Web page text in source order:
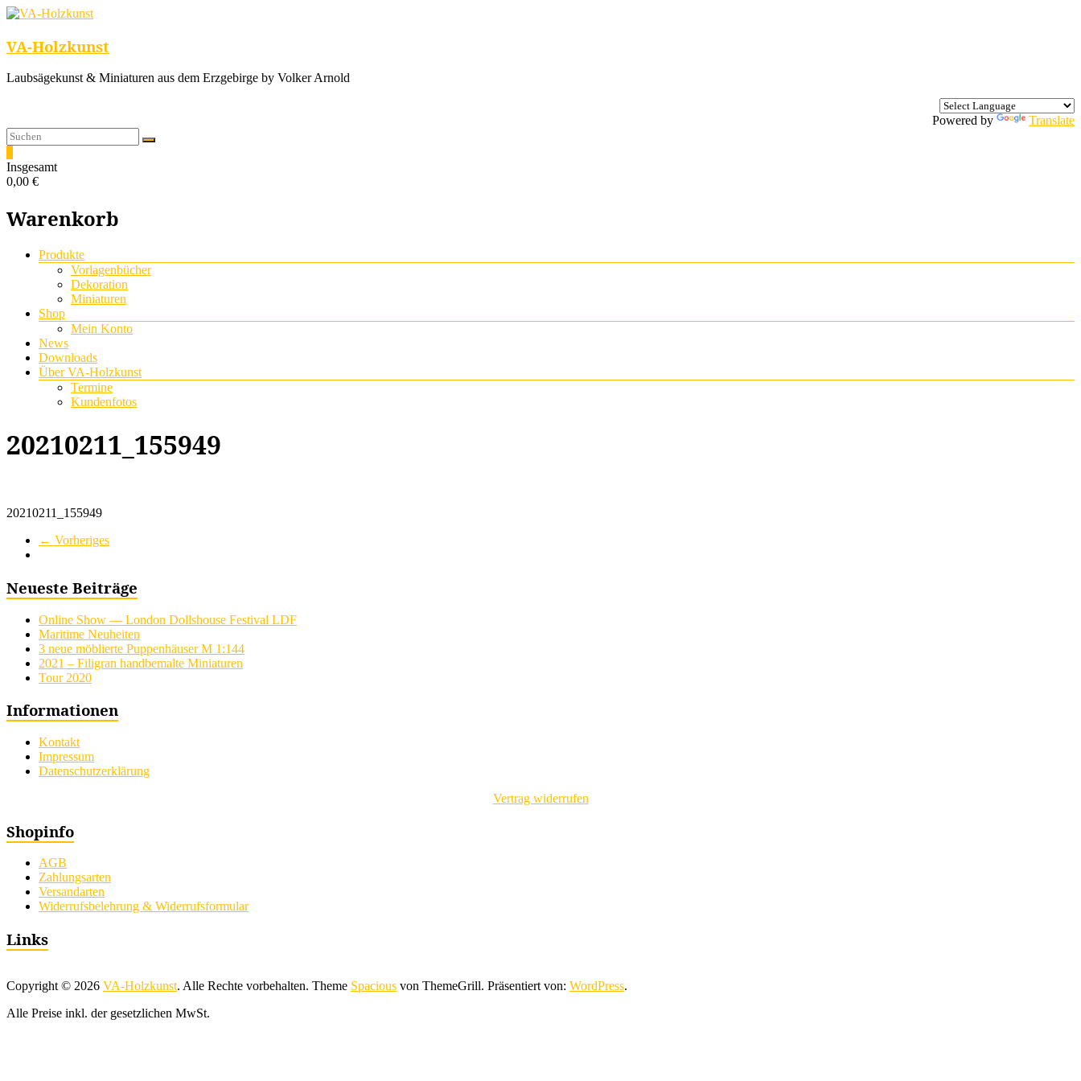
VA-Holzkunst
Laubsägekunst & Miniaturen aus dem Erzgebirge by Volker Arnold
Powered by Translate
Insgesamt
0,00 €
Warenkorb
Menü
Produkte
Vorlagenbücher
Dekoration
Miniaturen
Shop
Mein Konto
News
Downloads
Über VA-Holzkunst
Termine
Kundenfotos
20210211_155949
20210211_155949
← Vorheriges
Neueste Beiträge
Online Show — London Dollshouse Festival LDF
Maritime Neuheiten
3 neue möblierte Puppenhäuser M 1:144
2021 – Filigran handbemalte Miniaturen
Tour 2020
Informationen
Kontakt
Impressum
Datenschutzerklärung
Vertrag widerrufen
Shopinfo
AGB
Zahlungsarten
Versandarten
Widerrufsbelehrung & Widerrufsformular
Links
Copyright © 2026 VA-Holzkunst. Alle Rechte vorbehalten. Theme Spacious von ThemeGrill. Präsentiert von: WordPress.
Alle Preise inkl. der gesetzlichen MwSt.